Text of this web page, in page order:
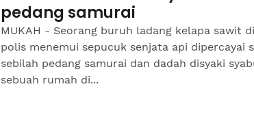
pedang samurai
MUKAH - Seorang buruh ladang kelapa sawit
polis menemui sepucuk senjata api dipercayai
sebilah pedang samurai dan dadah disyaki
sebuah rumah di...